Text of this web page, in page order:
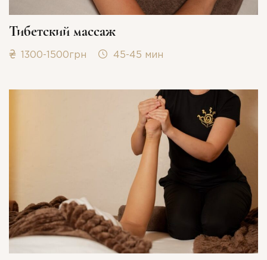
Тибетский массаж
1300-1500грн 45-45 мин